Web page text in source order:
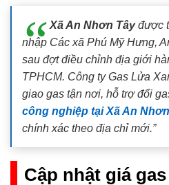
Xã An Nhơn Tâyđược
nhập Các xã Phú Mỹ Hưng,
sau đợt điều chỉnh địa giới
TPHCM. Công ty Gas Lửa
giao gas tận nơi, hỗ trợ đổi
công nghiệp tại Xã An
chính xác theo địa chỉ mới.”
Cập nhật giá